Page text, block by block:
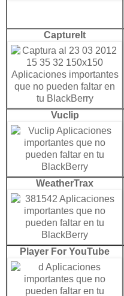
CaptureIt
Vuclip
WeatherTrax
Player For YouTube